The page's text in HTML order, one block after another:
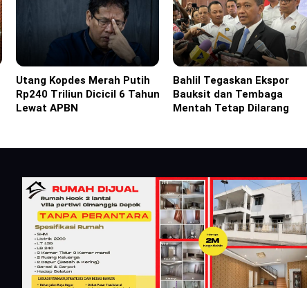
Headline
Utang Kopdes Merah Putih
Rp240 Triliun Dicicil 6 Tahun
Lewat APBN
Headline
Bahlil Tegaskan Ekspor
Bauksit dan Tembaga
Mentah Tetap Dilarang